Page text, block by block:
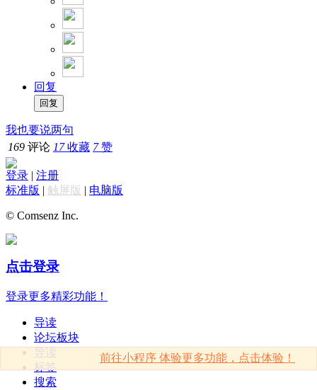
回复
我也要说两句
169 评论 17收藏 7赞
前往小程序 体验更多功能，点击体验！
登录 | 注册
标准版 | 触屏版 | 电脑版
© Comsenz Inc.
点击登录
登录更多精彩功能！
导读
论坛板块
导读
标签
搜索